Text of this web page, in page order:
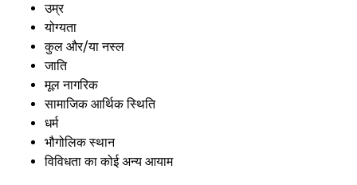
उम्र
योग्यता
कुल और/या नस्ल
जाति
मूल नागरिक
सामाजिक आर्थिक स्थिति
धर्म
भौगोलिक स्थान
विविधता का कोई अन्य आयाम